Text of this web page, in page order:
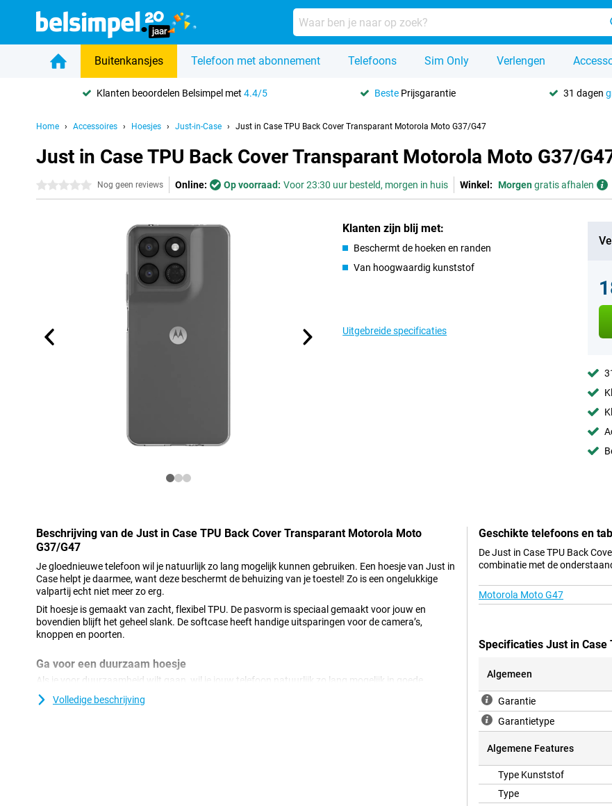
Buitenkansjes Telefoon met abonnement Telefoons Sim Only Verlengen
Klanten beoordelen Belsimpel met4.4/5 Beste Prijsgarantie 31 dagen
Home Accessoires Hoesjes Just-in-Case Just in Case TPU Back Cover Transparant Motorola Moto G37/G47
Just in Case TPU Back Cover Transparant Motorola Moto G37/
0 sterren Nog geen reviews Online: Op voorraad: Voor 23:30 uur besteld, morgen in huis Winkel: Morgengratis afhalen
Klanten zijn blij met:
Beschermt de hoeken en randen
Van hoogwaardig kunststof
Uitgebreide specificaties
Beschrijving van de Just in Case TPU Back Cover Transparant Motorola Moto
G37/G47
Je gloednieuwe telefoon wil je natuurlijk zo lang mogelijk kunnen gebruiken. Een hoesje van Just in
Case helpt je daarmee, want deze beschermt de behuizing van je toestel! Zo is een ongelukkige
valpartij echt niet meer zo erg.
Dit hoesje is gemaakt van zacht, flexibel TPU. De pasvorm is speciaal gemaakt voor jouw en
bovendien blijft het geheel slank. De softcase heeft handige uitsparingen voor de camera’s,
knoppen en poorten.
Ga voor een duurzaam hoesje
Als je voor duurzaamheid wilt gaan, wil je jouw telefoon natuurlijk zo lang mogelijk in goede
conditie houden. Zoek je een doorzichtig hoesje voor je Motorola Moto G37/G47? Dan is de Just in
Case TPU Back Cover Transparant Motorola Moto G37/G47 de ideale cover voor jou.
Volledige beschrijving
Geschikte telefoons en
De Just in Case TPU Back
combinatie met de
Motorola Moto G47
Specificaties Just in Case
Algemeen
Garantie
Garantietype
Algemene Features
Type Kunststof
Type